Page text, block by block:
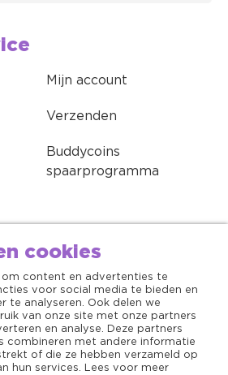
Mijn account
Verzenden
Buddycoins
spaarprogramma
en
cookies
om content en advertenties te
voor social media te bieden en
te analyseren. Ook delen we
van onze site met onze partners
en analyse. Deze partners
combineren met andere informatie
of die ze hebben verzameld op
hun services. Lees voor meer